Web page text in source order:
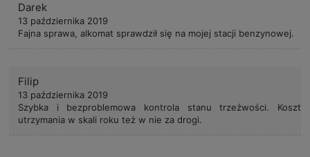
Darek
13 października 2019
Fajna sprawa, alkomat sprawdził się na mojej stacji benzynowej.
Filip
13 października 2019
Szybka i bezproblemowa kontrola stanu trzeźwości. Koszt
utrzymania w skali roku też w nie za drogi.